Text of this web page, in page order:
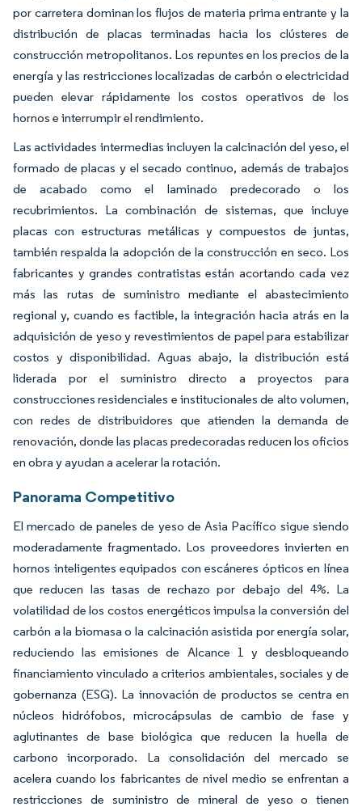
por carretera dominan los flujos de materia prima entrante y la
distribución de placas terminadas hacia los clústeres de
construcción metropolitanos. Los repuntes en los precios de la
energía y las restricciones localizadas de carbón o electricidad
pueden elevar rápidamente los costos operativos de los
hornos e interrumpir el rendimiento.
Las actividades intermedias incluyen la calcinación del yeso, el
formado de placas y el secado continuo, además de trabajos
de acabado como el laminado predecorado o los
recubrimientos. La combinación de sistemas, que incluye
placas con estructuras metálicas y compuestos de juntas,
también respalda la adopción de la construcción en seco. Los
fabricantes y grandes contratistas están acortando cada vez
más las rutas de suministro mediante el abastecimiento
regional y, cuando es factible, la integración hacia atrás en la
adquisición de yeso y revestimientos de papel para estabilizar
costos y disponibilidad. Aguas abajo, la distribución está
liderada por el suministro directo a proyectos para
construcciones residenciales e institucionales de alto volumen,
con redes de distribuidores que atienden la demanda de
renovación, donde las placas predecoradas reducen los oficios
en obra y ayudan a acelerar la rotación.
Panorama Competitivo
El mercado de paneles de yeso de Asia Pacífico sigue siendo
moderadamente fragmentado. Los proveedores invierten en
hornos inteligentes equipados con escáneres ópticos en línea
que reducen las tasas de rechazo por debajo del 4%. La
volatilidad de los costos energéticos impulsa la conversión del
carbón a la biomasa o la calcinación asistida por energía solar,
reduciendo las emisiones de Alcance 1 y desbloqueando
financiamiento vinculado a criterios ambientales, sociales y de
gobernanza (ESG). La innovación de productos se centra en
núcleos hidrófobos, microcápsulas de cambio de fase y
aglutinantes de base biológica que reducen la huella de
carbono incorporado. La consolidación del mercado se
acelera cuando los fabricantes de nivel medio se enfrentan a
restricciones de suministro de mineral de yeso o tienen